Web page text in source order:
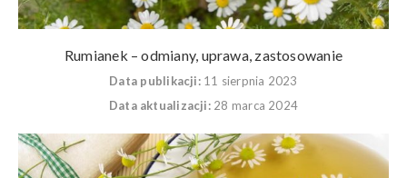
Rumianek – odmiany, uprawa, zastosowanie
Data publikacji: 11 sierpnia 2023
Data aktualizacji: 28 marca 2024